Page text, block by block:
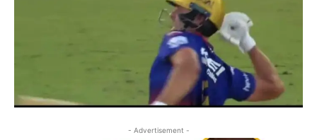
- Advertisement -